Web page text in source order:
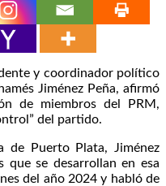
y coordinador político
Jiménez Peña, afirmó
de miembros del PRM,
del partido.
de Puerto Plata, Jiménez
que se desarrollan en esa
del año 2024 y habló de